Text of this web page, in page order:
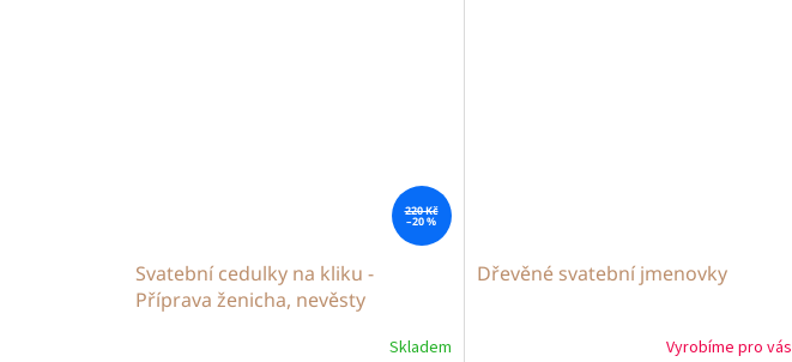
220 Kč
–20 %
Svatební cedulky na kliku -
Příprava ženicha, nevěsty
Skladem
Dřevěné svatební jmenovky
Vyrobíme pro vás